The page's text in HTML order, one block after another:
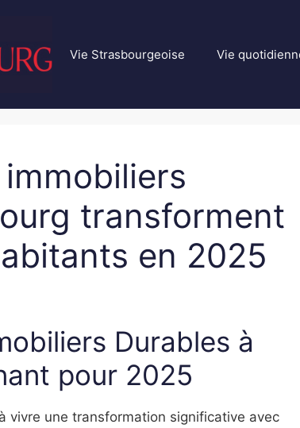
Vie Strasbourgeoise Vie
transforment
en 2025
Durables à
pour 2025
vivre une transformation significative avec